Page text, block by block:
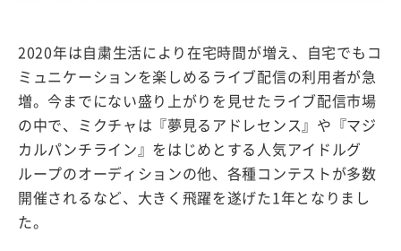
2020年は自粛生活により在宅時間が増え、自宅でもコ
ミュニケーションを楽しめるライブ配信の利用者が急
増。今までにない盛り上がりを見せたライブ配信市場
の中で、ミクチャは『夢見るアドレセンス』や『マジ
カルパンチライン』をはじめとする人気アイドルグ
ループのオーディションの他、各種コンテストが多数
開催されるなど、大きく飛躍を遂げた1年となりまし
た。